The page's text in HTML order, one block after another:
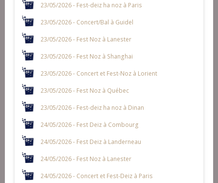
23/05/2026 - Fest-deiz ha noz à Paris
23/05/2026 - Concert/Bal à Guidel
23/05/2026 - Fest Noz à Lanester
23/05/2026 - Fest Noz à Shanghai
23/05/2026 - Concert et Fest-Noz à Lorient
23/05/2026 - Fest Noz à Québec
23/05/2026 - Fest-deiz ha noz à Dinan
24/05/2026 - Fest Deiz à Combourg
24/05/2026 - Fest Deiz à Landerneau
24/05/2026 - Fest Noz à Lanester
24/05/2026 - Concert et Fest-Deiz à Paris